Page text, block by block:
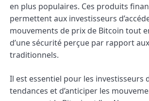
en plus populaires. Ces produits
permettent aux investisseurs
mouvements de prix de Bitcoin tout
d’une sécurité perçue par rapport
traditionnels.
Il est essentiel pour les investisseurs
tendances et d’anticiper les